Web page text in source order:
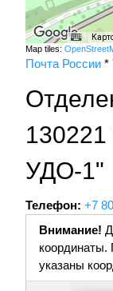
Map tiles:
Почта России *
УДО-1"
Телефон: +7
Внимание!
указаны